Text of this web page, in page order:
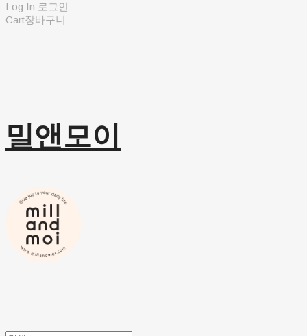
Log In 로그인
Cart장바구니
밀앤모이